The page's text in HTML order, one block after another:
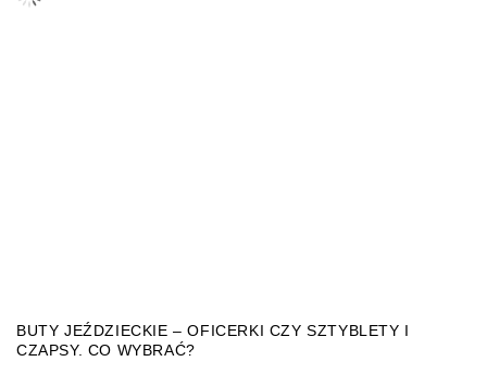
BUTY JEŹDZIECKIE – OFICERKI CZY SZTYBLETY I
CZAPSY. CO WYBRAĆ?